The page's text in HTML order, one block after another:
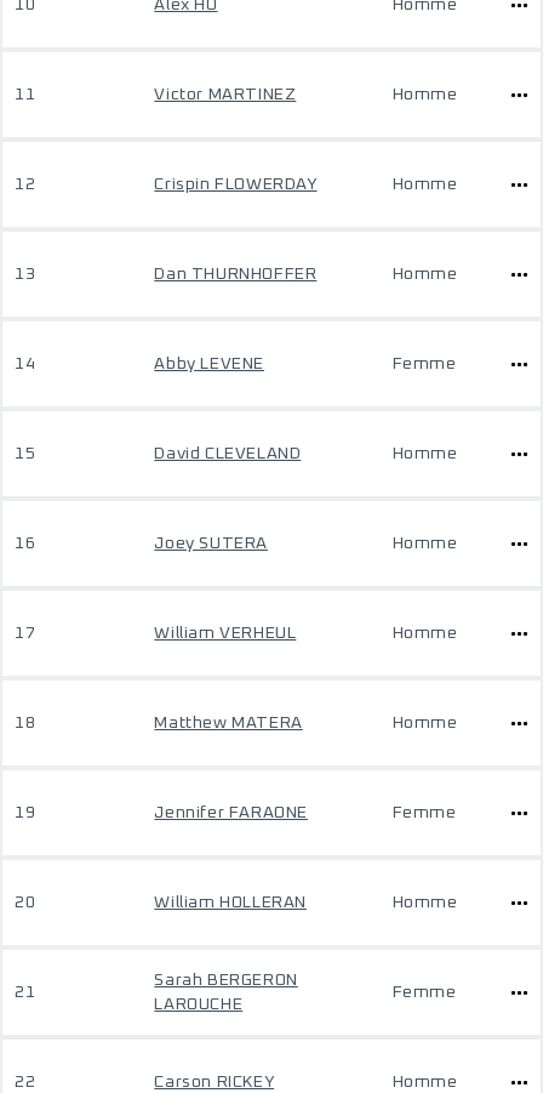
10 Alex HO Homme
11 Victor MARTINEZ Homme
12 Crispin FLOWERDAY Homme
13 Dan THURNHOFFER Homme
14 Abby LEVENE Femme
15 David CLEVELAND Homme
16 Joey SUTERA Homme
17 William VERHEUL Homme
18 Matthew MATERA Homme
19 Jennifer FARAONE Femme
20 William HOLLERAN Homme
21
Sarah BERGERON
LAROUCHE
Femme
22 Carson RICKEY Homme